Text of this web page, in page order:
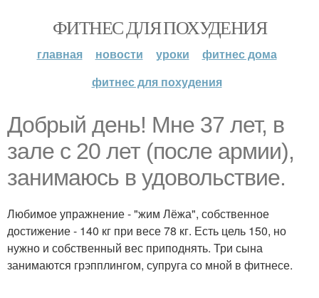
ФИТНЕС ДЛЯ ПОХУДЕНИЯ
главная новости уроки
фитнес дома
фитнес для похудения
Добрый день! Мне 37 лет, в
зале с 20 лет (после армии),
занимаюсь в удовольствие.
Любимое упражнение - "жим Лёжа", собственное
достижение - 140 кг при весе 78 кг. Есть цель 150, но
нужно и собственный вес приподнять. Три сына
занимаются грэпплингом, супруга со мной в фитнесе.